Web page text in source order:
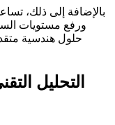
بالإضافة إلى ذلك،
ورفع مستويات
حلول هندسية
التحليل